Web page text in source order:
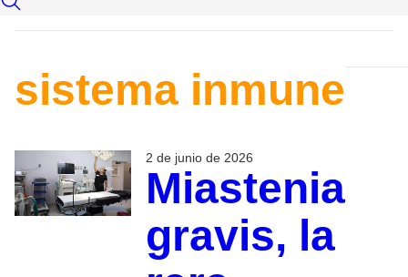
sistema inmune
2 de junio de 2026
Miastenia
gravis, la